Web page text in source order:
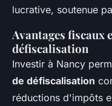
lucrative, soutenue
Avantages fiscaux
défiscalisation
Investir à Nancy
de défiscalisation
réductions d'impôts